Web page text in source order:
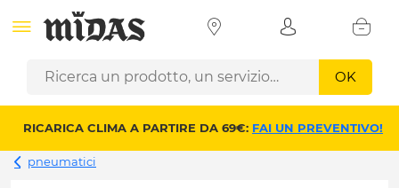
OK
RICARICA CLIMA A PARTIRE DA 69€: FAI UN PREVENTIVO!
pneumatici